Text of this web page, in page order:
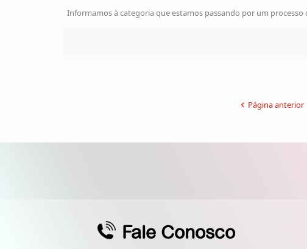
Informamos à categoria que estamos passando por um
Página anterior
Fale Conosco